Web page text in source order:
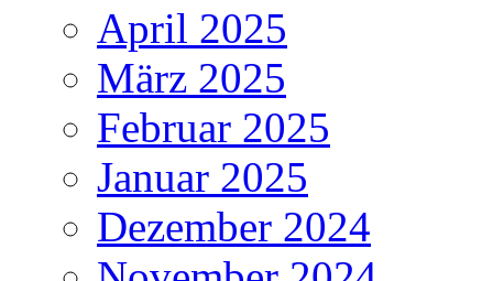
April 2025
März 2025
Februar 2025
Januar 2025
Dezember 2024